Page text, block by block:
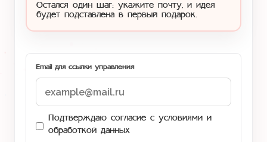
Остался один шаг: укажите почту, и идея
будет подставлена в первый подарок.
Email для ссылки управления
Подтверждаю согласие с условиями и
обработкой данных